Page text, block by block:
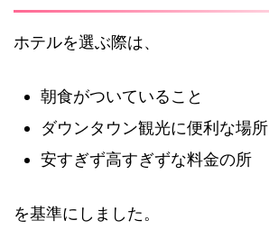
ホテルを選ぶ際は、
朝食がついていること
ダウンタウン観光に便利な場所
安すぎず高すぎずな料金の所
を基準にしました。